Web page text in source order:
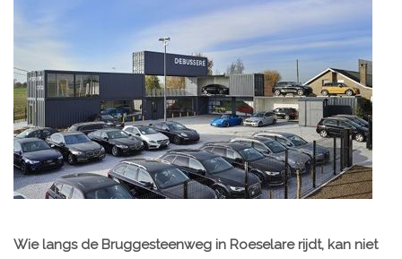
Wie langs de Bruggesteenweg in Roeselare rijdt, kan niet